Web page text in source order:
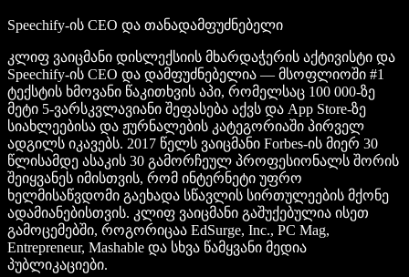
Speechify-ის CEO და თანადამფუძნებელი
კლიფ ვაიცმანი დისლექსიის მხარდაჭერის აქტივისტი და
Speechify-ის CEO და დამფუძნებელია — მსოფლიოში #1
ტექსტის ხმოვანი წაკითხვის აპი, რომელსაც 100 000-ზე
მეტი 5-ვარსკვლავიანი შეფასება აქვს და App Store-ზე
სიახლეებისა და ჟურნალების კატეგორიაში პირველ
ადგილს იკავებს. 2017 წელს ვაიცმანი Forbes-ის მიერ 30
წლისამდე ასაკის 30 გამორჩეულ პროფესიონალს შორის
შეიყვანეს იმისთვის, რომ ინტერნეტი უფრო
ხელმისაწვდომი გაეხადა სწავლის სირთულეების მქონე
ადამიანებისთვის. კლიფ ვაიცმანი გაშუქებულია ისეთ
გამოცემებში, როგორიცაა EdSurge, Inc., PC Mag,
Entrepreneur, Mashable და სხვა წამყვანი მედია
პუბლიკაციები.